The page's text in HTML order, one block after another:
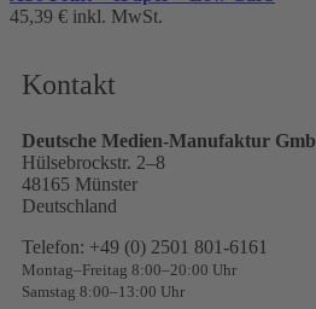
45,39 € inkl. MwSt.
Kontakt
Deutsche Medien-Manufaktur
Hülsebrockstr. 2–8
48165 Münster
Deutschland
Telefon: +49 (0) 2501 801-6161
Montag–Freitag 8:00–20:00 Uhr
Samstag 8:00–13:00 Uhr